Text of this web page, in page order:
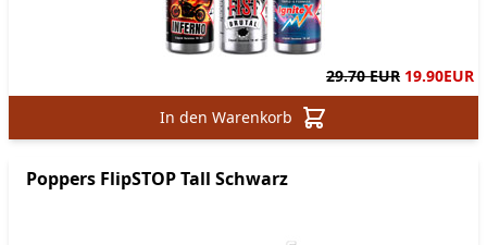
29.70 EUR 19.90EUR
In den Warenkorb
Poppers FlipSTOP Tall Schwarz